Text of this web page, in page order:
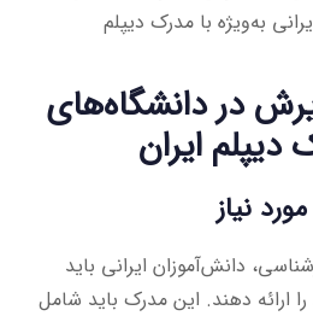
به‌ویژه با مدرک دیپلم
در دانشگاه‌های
دیپلم ایران
دانش‌آموزان ایرانی باید
ساله خود را ارائه دهند. این مدرک باید شامل